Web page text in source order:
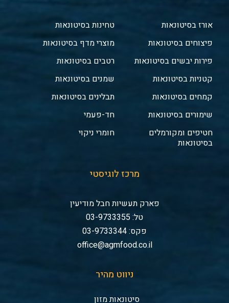
אורז בסיטונאות
פיצוחים בסיטונאות
פירות יבשים בסיטונאות
קטניות בסיטונאות
קמחים בסיטונאות
שימורים בסיטונאות
חטיפים ומקורמלים
בסיטונאות
טחינות בסיטונאות
מוצרי מדף בסיטונאות
רטבים בסיטונאות
שמנים בסיטונאות
תבלינים בסיטונאות
חד-פעמי
חומרי ניקוי
מרכז לוגיסטי
פארק תעשיות חבל מודיעין
טל: 03-9733355
פקס: 03-9733344
office@agmfood.co.il
ניווט מהיר
סיטונאות מזון